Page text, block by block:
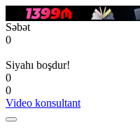
Səbət
0
Siyahı boşdur!
0
0
Video konsultant